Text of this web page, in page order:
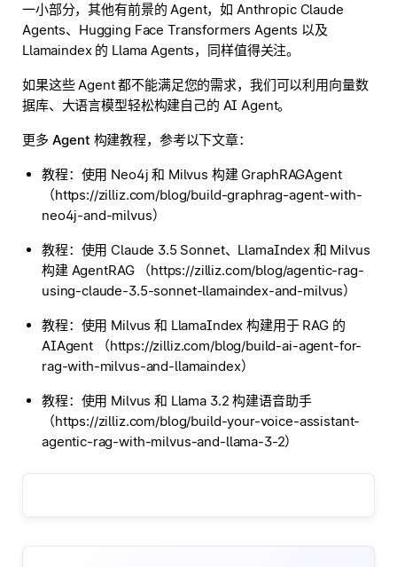
一小部分，其他有前景的 Agent，如 Anthropic Claude
Agents、Hugging Face Transformers Agents 以及
Llamaindex 的 Llama Agents，同样值得关注。
如果这些 Agent 都不能满足您的需求，我们可以利用向量数
据库、大语言模型轻松构建自己的 AI Agent。
更多 Agent 构建教程，参考以下文章：
教程：使用 Neo4j 和 Milvus 构建 GraphRAGAgent
（https://zilliz.com/blog/build-graphrag-agent-with-
neo4j-and-milvus）
教程：使用 Claude 3.5 Sonnet、LlamaIndex 和 Milvus
构建 AgentRAG （https://zilliz.com/blog/agentic-rag-
using-claude-3.5-sonnet-llamaindex-and-milvus）
教程：使用 Milvus 和 LlamaIndex 构建用于 RAG 的
AIAgent （https://zilliz.com/blog/build-ai-agent-for-
rag-with-milvus-and-llamaindex）
教程：使用 Milvus 和 Llama 3.2 构建语音助手
（https://zilliz.com/blog/build-your-voice-assistant-
agentic-rag-with-milvus-and-llama-3-2）